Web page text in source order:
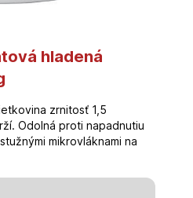
hladená
zrnitosť 1,5
Odolná proti napadnutiu
mikrovláknami na